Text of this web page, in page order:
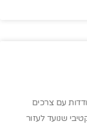
עם צרכים
שנועד לעזור